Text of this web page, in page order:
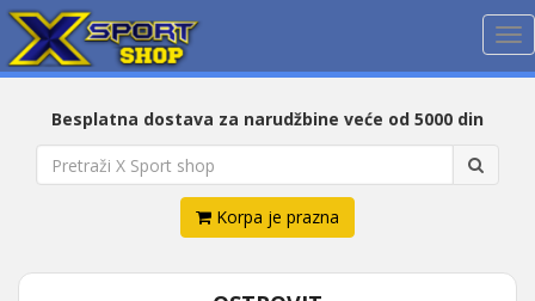
Besplatna dostava za narudžbine veće od 5000 din
Korpa je prazna